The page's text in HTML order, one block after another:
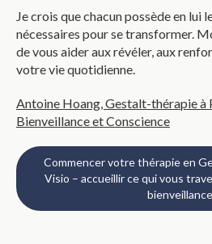
Je crois que chacun possède en lui
nécessaires pour se transformer.
de vous aider aux révéler, aux
votre vie quotidienne.
Antoine Hoang, Gestalt-thérapie à
Bienveillance et Conscience
Commencer votre thérapie en
Visio – accueillir ce qui vous